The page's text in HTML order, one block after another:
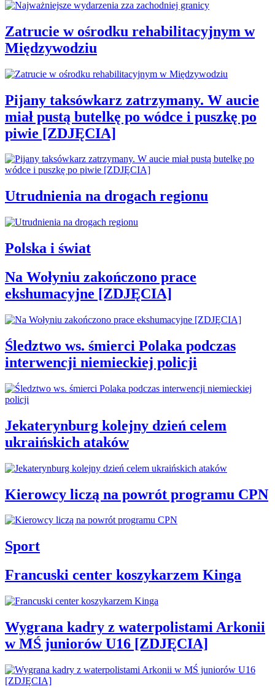
Zatrucie w ośrodku rehabilitacyjnym w
Międzywodziu
Pijany taksówkarz zatrzymany. W aucie
miał pustą butelkę po wódce i puszkę po
piwie [ZDJĘCIA]
Utrudnienia na drogach regionu
Polska i świat
Na Wołyniu zakończono prace
ekshumacyjne [ZDJĘCIA]
Śledztwo ws. śmierci Polaka podczas
interwencji niemieckiej policji
Jekaterynburg kolejny dzień celem
ukraińskich ataków
Kierowcy liczą na powrót programu CPN
Sport
Francuski center koszykarzem Kinga
Wygrana kadry z waterpolistami Arkonii
w MŚ juniorów U16 [ZDJĘCIA]